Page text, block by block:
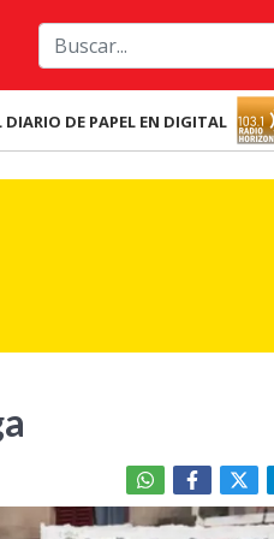
DIARIO DE PAPEL EN DIGITAL